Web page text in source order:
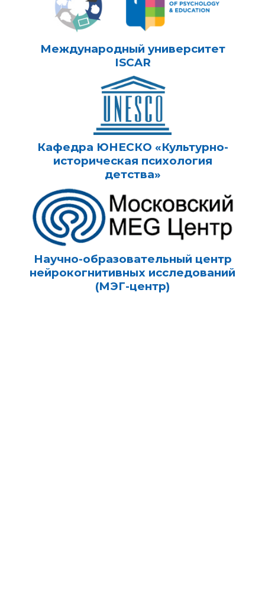
Международный университет
ISCAR
Кафедра ЮНЕСКО «Культурно-
историческая психология
детства»
Научно-образовательный центр
нейрокогнитивных исследований
(МЭГ-центр)